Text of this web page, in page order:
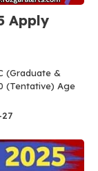
Apply
(Graduate &
(Tentative) Age